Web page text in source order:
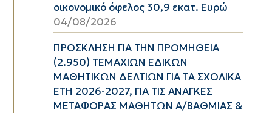
οικονομικό όφελος 30,9 εκατ. Ευρώ
04/08/2026
ΠΡΟΣΚΛΗΣΗ ΓΙΑ ΤΗΝ ΠΡΟΜΗΘΕΙΑ
(2.950) ΤΕΜΑΧΙΩΝ ΕΔΙΚΩΝ
ΜΑΘΗΤΙΚΩΝ ΔΕΛΤΙΩΝ ΓΙΑ ΤΑ ΣΧΟΛΙΚΑ
ΕΤΗ 2026-2027, ΓΙΑ ΤΙΣ ΑΝΑΓΚΕΣ
ΜΕΤΑΦΟΡΑΣ ΜΑΘΗΤΩΝ Α/ΒΑΘΜΙΑΣ &